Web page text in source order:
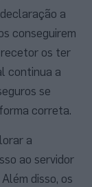
a
conseguirem
recetor os ter
continua a
se
correta.
a
ao servidor
disso, os